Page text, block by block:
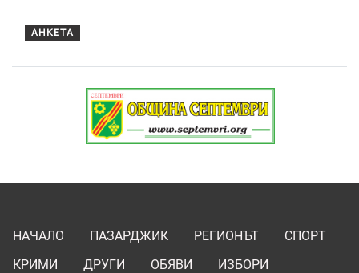
АНКЕТА
НАЧАЛО ПАЗАРДЖИК РЕГИОНЪТ
СПОРТ
КРИМИ
ДРУГИ ОБЯВИ
ИЗБОРИ